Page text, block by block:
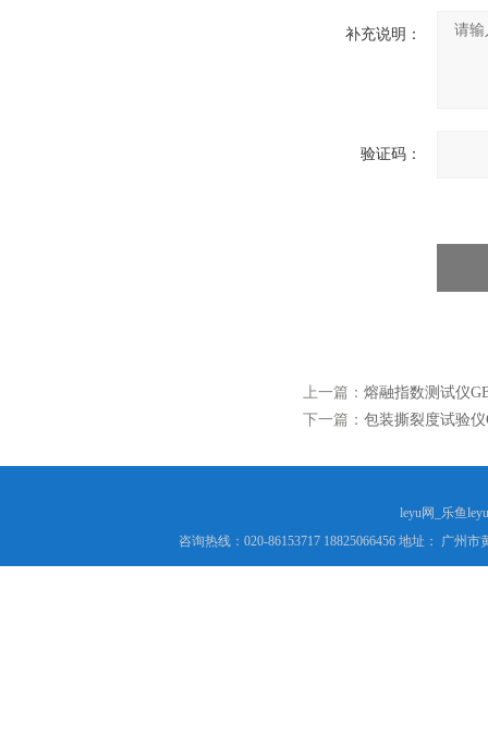
补充说明：
验证码：
上一篇： 熔融指数测试仪
下一篇： 包装撕裂度试验仪
leyu网_乐鱼
咨询热线：020-86153717 18825066456 地址： 广州